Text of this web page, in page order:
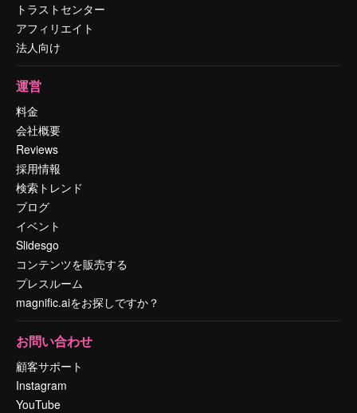
トラストセンター
アフィリエイト
法人向け
運営
料金
会社概要
Reviews
採用情報
検索トレンド
ブログ
イベント
Slidesgo
コンテンツを販売する
プレスルーム
magnific.aiをお探しですか？
お問い合わせ
顧客サポート
Instagram
YouTube